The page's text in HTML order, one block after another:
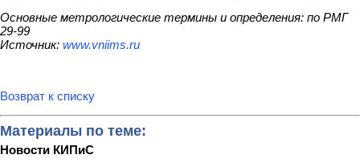
Основные метрологические термины и определения: по РМГ
29-99
Источник: www.vniims.ru
Возврат к списку
Материалы по теме:
Новости КИПиС